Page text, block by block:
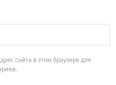
сайта в этом браузере для